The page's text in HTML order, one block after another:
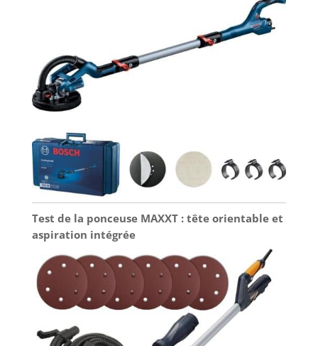
Test de la ponceuse MAXXT : tête orientable et
aspiration intégrée